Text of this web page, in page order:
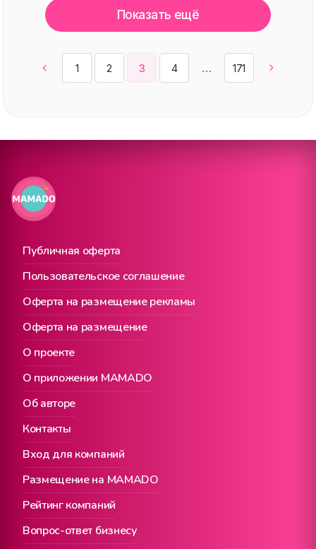
1 2 3 4 171
Показать ещё
Публичная оферта
О проекте
Вход для компаний
Пользовательское соглашение
О приложении MAMADO
Размещение на MAMADO
Оферта на размещение рекламы
Об авторе
Рейтинг компаний
Оферта на размещение
Контакты
Вопрос-ответ бизнесу